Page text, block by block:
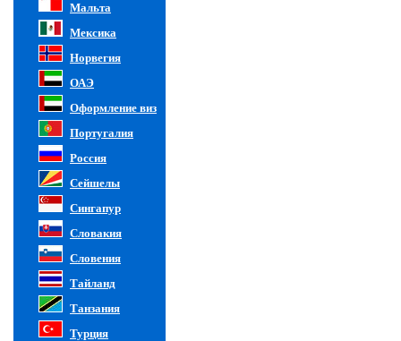
Мальта
Мексика
Норвегия
ОАЭ
Оформление виз
Португалия
Россия
Сейшелы
Сингапур
Словакия
Словения
Тайланд
Танзания
Турция